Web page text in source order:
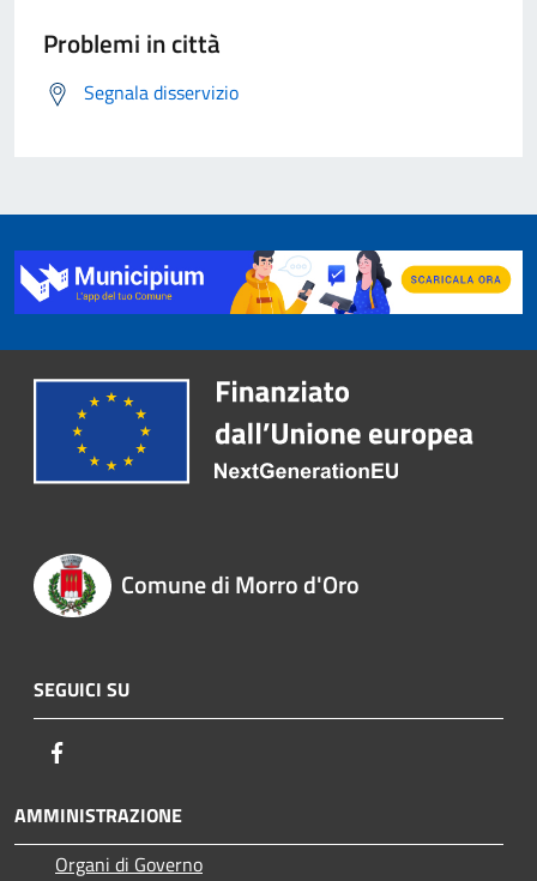
Problemi in città
Segnala disservizio
Comune di Morro d'Oro
SEGUICI SU
AMMINISTRAZIONE
Organi di Governo